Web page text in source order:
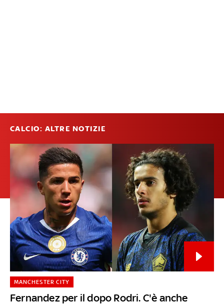
CALCIO: ALTRE NOTIZIE
Fernandez per il dopo Rodri. C'è anche
MANCHESTER CITY